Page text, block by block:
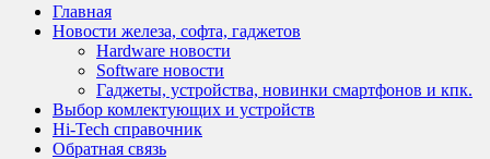
Главная
Новости железа, софта, гаджетов
Hardware новости
Software новости
Гаджеты, устройства, новинки смартфонов и кпк.
Выбор комлектующих и устройств
Hi-Tech справочник
Обратная связь